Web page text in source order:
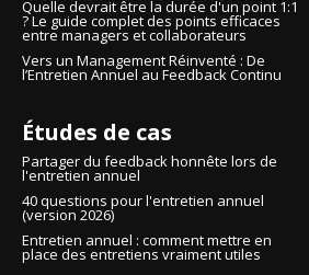
Quelle devrait être la durée d'un point 1:1
? Le guide complet des points efficaces
entre managers et collaborateurs
Vers un Management Réinventé : De
l’Entretien Annuel au Feedback Continu
Études de cas
Partager du feedback honnête lors de
l'entretien annuel
40 questions pour l'entretien annuel
(version 2026)
Entretien annuel : comment mettre en
place des entretiens vraiment utiles